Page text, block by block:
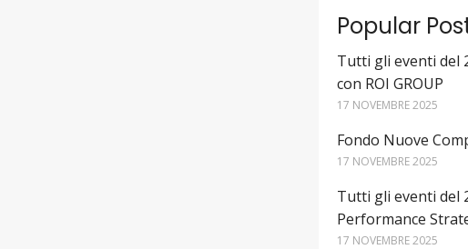
Popular
Tutti gli eventi del
con ROI GROUP
17 NOVEMBRE 2025
Fondo Nuove
17 NOVEMBRE 2025
Tutti gli eventi del
Performance
17 NOVEMBRE 2025